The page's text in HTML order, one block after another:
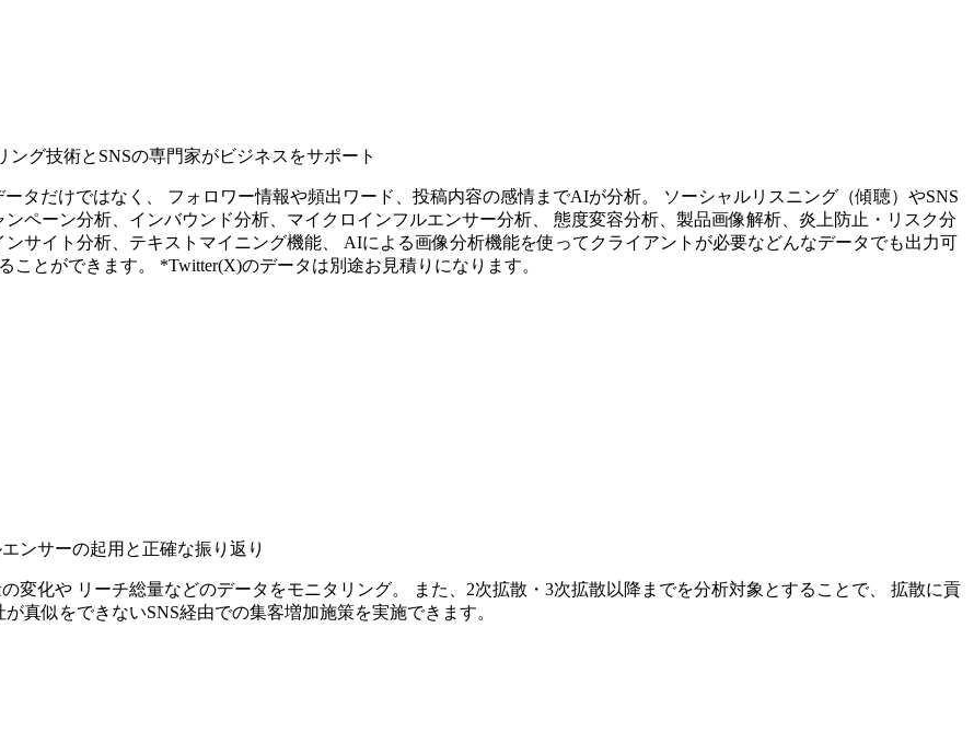
グ技術とSNSの専門家がビジネスをサポート
ータだけではなく、 フォロワー情報や頻出ワード、投稿内容の感情までAIが分析。 ソーシャルリスニング（傾聴）やSNS
ペーン分析、インバウンド分析、マイクロインフルエンサー分析、 態度変容分析、製品画像解析、炎上防止・リスク分
サイト分析、テキストマイニング機能、 AIによる画像分析機能を使ってクライアントが必要などんなデータでも出力可
とができます。 *Twitter(X)のデータは別途お見積りになります。
ンサーの起用と正確な振り返り
変化や リーチ総量などのデータをモニタリング。 また、2次拡散・3次拡散以降までを分析対象とすることで、 拡散に貢
真似をできないSNS経由での集客増加施策を実施できます。